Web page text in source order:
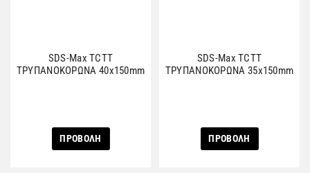
SDS-Max TCTΤ
ΤΡΥΠΑΝΟΚΟΡΩΝΑ 40x150mm
ΠΡΟΒΟΛΗ
SDS-Max TCTΤ
ΤΡΥΠΑΝΟΚΟΡΩΝΑ 35x150mm
ΠΡΟΒΟΛΗ